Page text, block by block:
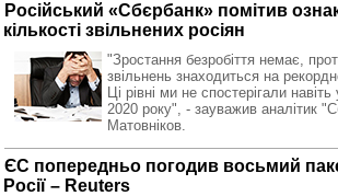
Російський «Сбєрбанк» помітив
кількості звільнених росіян
"Зростання безробіття немає,
звільнень знаходиться на
Ці рівні ми не спостерігали
2020 року", - зауважив аналітик
Матовніков.
ЄС попередньо погодив восьмий
Росії – Reuters